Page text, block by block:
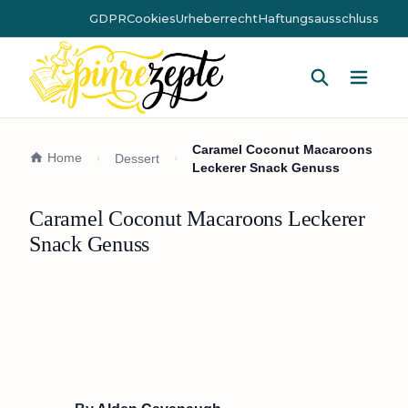
GDPRCookiesUrheberrechtHaftungsausschluss
Home Dessert
Caramel Coconut Macaroons
Leckerer Snack Genuss
Caramel Coconut Macaroons Leckerer
Snack Genuss